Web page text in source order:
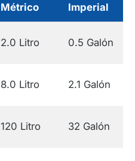
Métrico Imperial
2.0 Litro 0.5 Galón
8.0 Litro 2.1 Galón
120 Litro 32 Galón